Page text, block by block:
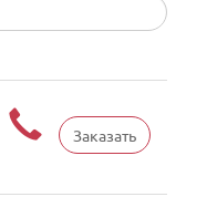
Заказать